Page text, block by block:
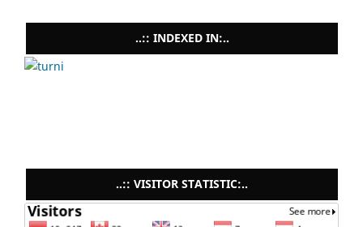
..:: INDEXED IN:..
..:: VISITOR STATISTIC:..